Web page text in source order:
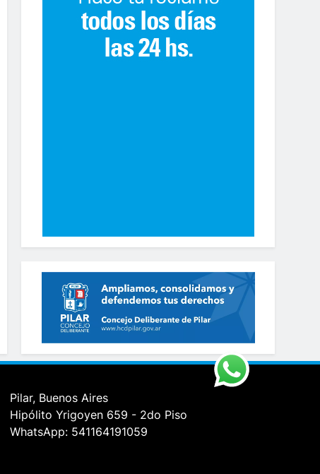
Pilar, Buenos Aires
Hipólito Yrigoyen 659 - 2do Piso
WhatsApp: 541164191059